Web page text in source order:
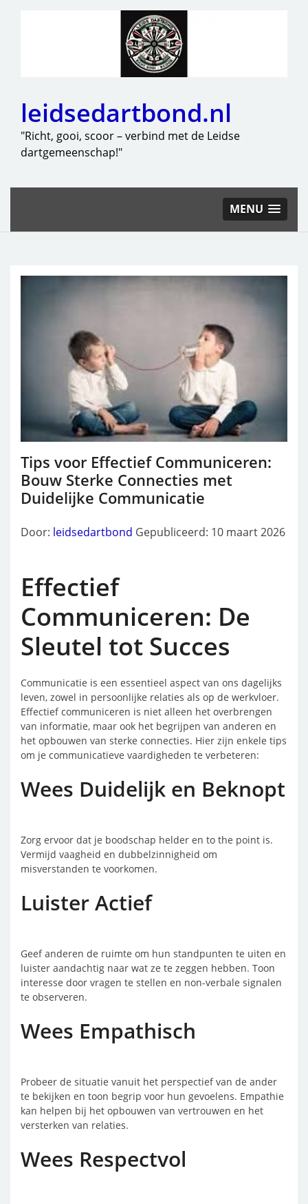
leidsedartbond.nl
"Richt, gooi, scoor – verbind met de Leidse
dartgemeenschap!"
MENU
Tips voor Effectief Communiceren:
Bouw Sterke Connecties met
Duidelijke Communicatie
Door: leidsedartbond Gepubliceerd: 10 maart 2026
Effectief
Communiceren: De
Sleutel tot Succes
Communicatie is een essentieel aspect van ons dagelijks
leven, zowel in persoonlijke relaties als op de werkvloer.
Effectief communiceren is niet alleen het overbrengen
van informatie, maar ook het begrijpen van anderen en
het opbouwen van sterke connecties. Hier zijn enkele tips
om je communicatieve vaardigheden te verbeteren:
Wees Duidelijk en Beknopt
Zorg ervoor dat je boodschap helder en to the point is.
Vermijd vaagheid en dubbelzinnigheid om
misverstanden te voorkomen.
Luister Actief
Geef anderen de ruimte om hun standpunten te uiten en
luister aandachtig naar wat ze te zeggen hebben. Toon
interesse door vragen te stellen en non-verbale signalen
te observeren.
Wees Empathisch
Probeer de situatie vanuit het perspectief van de ander
te bekijken en toon begrip voor hun gevoelens. Empathie
kan helpen bij het opbouwen van vertrouwen en het
versterken van relaties.
Wees Respectvol